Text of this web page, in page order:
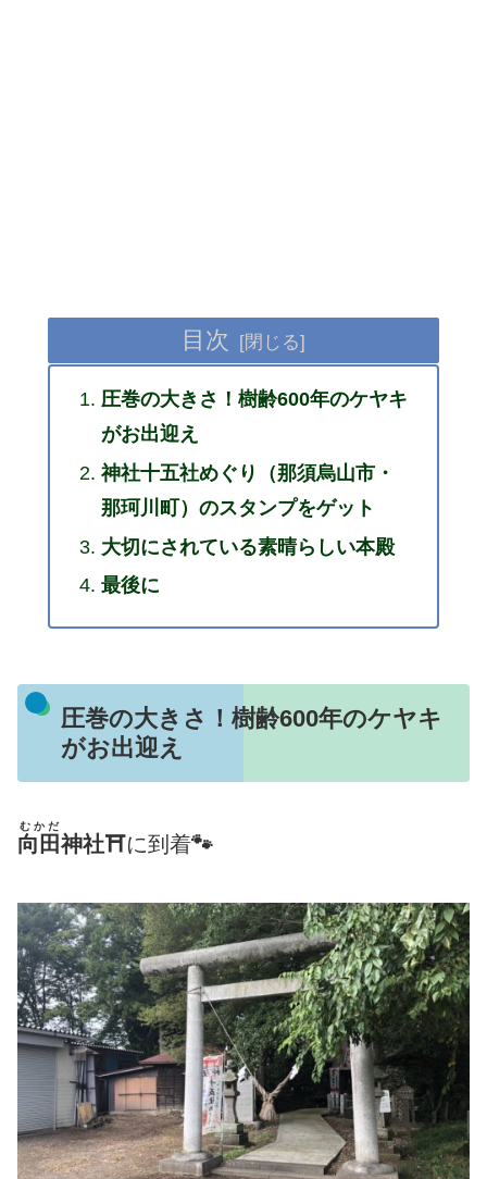
目次
圧巻の大きさ！樹齢600年のケヤキ
がお出迎え
神社十五社めぐり（那須烏山市・
那珂川町）のスタンプをゲット
大切にされている素晴らしい本殿
最後に
圧巻の大きさ！樹齢600年のケヤキ
がお出迎え
向田
むかだ
神社⛩に到着🐾